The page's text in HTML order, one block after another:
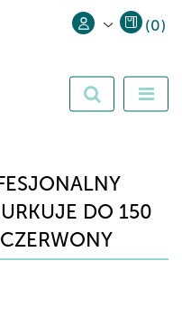
Zarejestruj się
(0)
DO 150